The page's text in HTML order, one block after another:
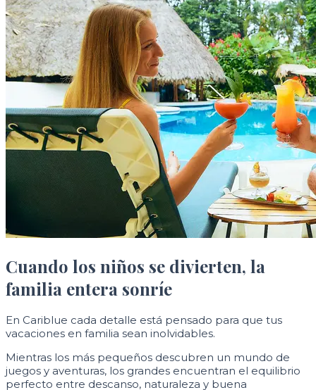
Cuando los niños se divierten, la
familia entera sonríe
En Cariblue cada detalle está pensado para que tus
vacaciones en familia sean inolvidables.
Mientras los más pequeños descubren un mundo de
juegos y aventuras, los grandes encuentran el equilibrio
perfecto entre descanso, naturaleza y buena